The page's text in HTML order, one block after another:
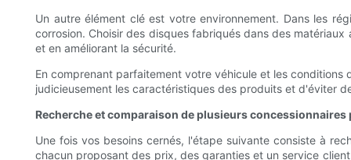
Un autre élément clé est votre environnement. Dans les
corrosion. Choisir des disques fabriqués dans des
et en améliorant la sécurité.
En comprenant parfaitement votre véhicule et les
judicieusement les caractéristiques des produits et d'éviter
Recherche et comparaison de plusieurs
Une fois vos besoins cernés, l'étape suivante consiste à
chacun proposant des prix, des garanties et un service